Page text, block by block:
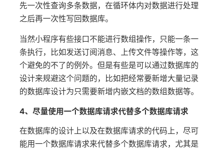
先一次性查询多条数据，在循环体内对数据进行处理
之后再一次性写回数据库。
当然小程序有些接口不能进行数组操作，只能一条一
条执行，比如发送订阅消息、上传文件等操作等，这
个避免的不了的例外。但是有些是可以通过数据库的
设计来规避这个问题的，比如把经常要新增大量记录
的数据库设计为只需要新增内嵌文档的数组数据等。
4、尽量使用一个数据库请求代替多个数据库请求
在数据库的设计上以及在数据库请求的代码上，尽可
能用一个数据库请求来代替多个数据库请求，尤其是